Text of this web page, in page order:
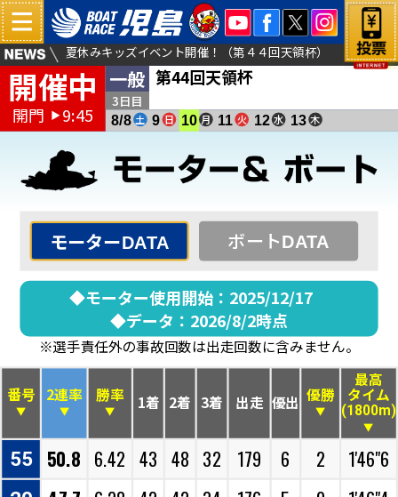
開催中
開門 ▶9:45
一般 第44回天領杯
3日目
8/8 土 9 日 10 月 11 火 12 水 13 木
薄暮（サマータイム）レース実施について
倉敷児島塩結びカフェよりお得な商品販売のお知らせ
夏休みキッズイベント開催！（第４４回天領杯）
モーターDATA ボートDATA
◆モーター使用開始：2025/12/17
◆データ：2026/8/2時点
※選手責任外の事故回数は出走回数に含みません。
番号
▼
2連率
▼
勝率
▼ 1着 2着 3着 出走 優出 優勝
▼
最高
タイム
(1800m)
▼
55 50.8 6.42 43 48 32 179 6 2 1'46"6